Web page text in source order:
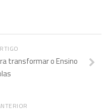
transformar o Ensino